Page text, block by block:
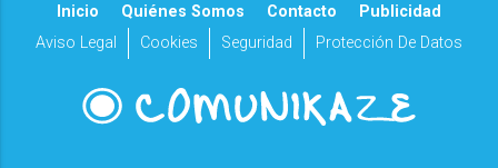
Inicio Quiénes Somos Contacto
Publicidad
Aviso Legal
Cookies Seguridad Protección De Datos